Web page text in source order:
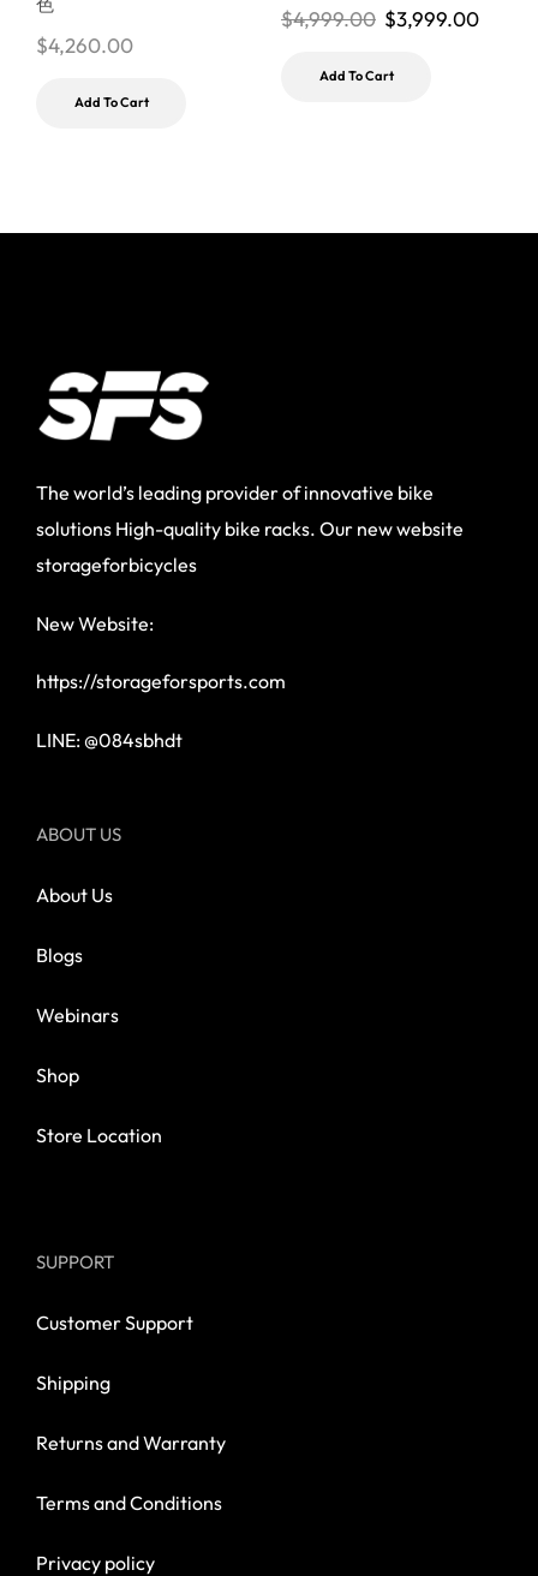
$4,260.00
Add To Cart
$4,999.00 $3,999.00
Add To Cart
The world’s leading provider of innovative bike
solutions High-quality bike racks. Our new website
storageforbicycles
New Website:
https://storageforsports.com
LINE: @084sbhdt
ABOUT US
About Us
Blogs
Webinars
Shop
Store Location
SUPPORT
Customer Support
Shipping
Returns and Warranty
Terms and Conditions
Privacy policy